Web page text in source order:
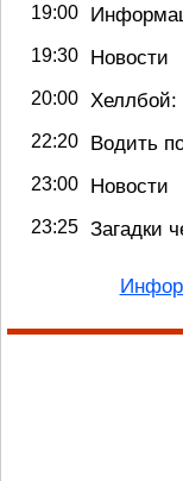
19:00
19:30 Новости
20:00 Хеллбой:
22:20 Водить
23:00 Новости
23:25 Загадки